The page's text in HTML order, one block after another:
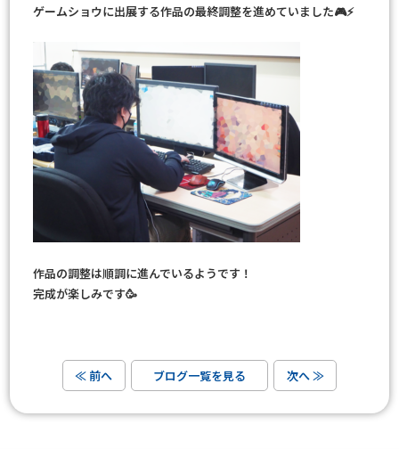
ゲームショウに出展する作品の最終調整を進めていました🎮⚡
作品の調整は順調に進んでいるようです！
完成が楽しみです🥳
≪ 前へ ブログ一覧を見る 次へ ≫